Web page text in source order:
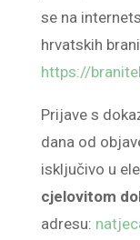
se na
hrvatskih
https://
Prijave s
dana od
isključivo u
cjelovitom
adresu: